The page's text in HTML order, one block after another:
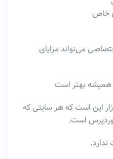
خاص
می‌تواند مزایای
همیشه بهتر است
این است که هر سایتی که
وردپرس است.